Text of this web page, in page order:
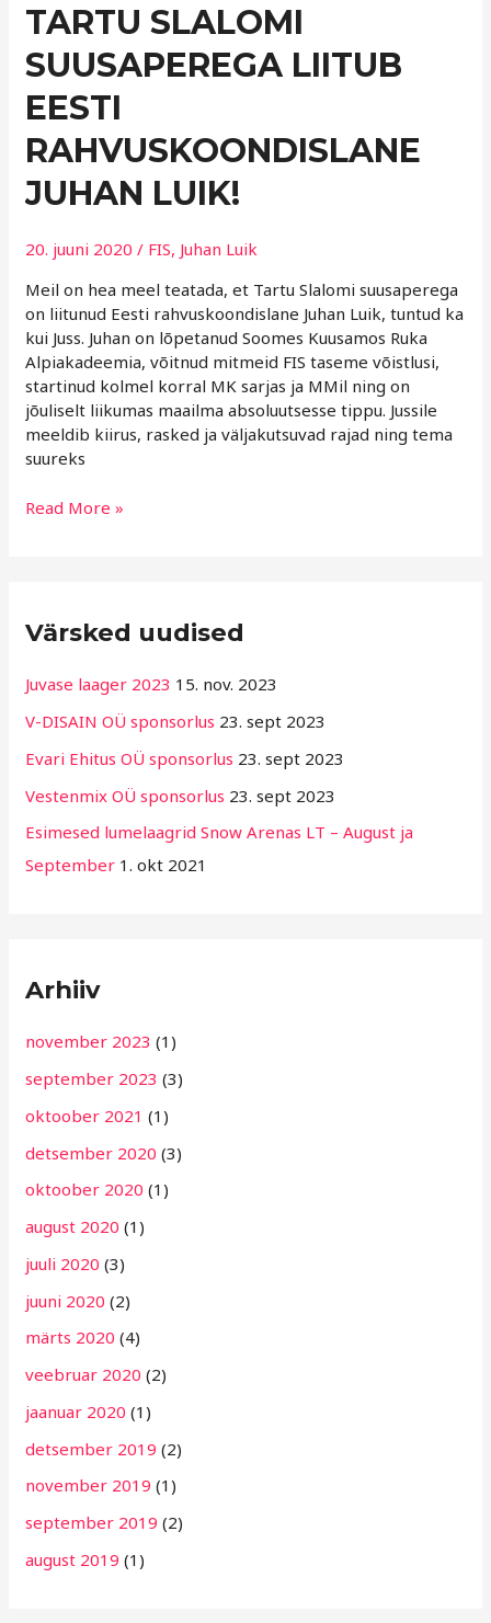
TARTU SLALOMI
SUUSAPEREGA LIITUB
EESTI
RAHVUSKOONDISLANE
JUHAN LUIK!
20. juuni 2020/ FIS, Juhan Luik
Meil on hea meel teatada, et Tartu Slalomi suusaperega
on liitunud Eesti rahvuskoondislane Juhan Luik, tuntud ka
kui Juss. Juhan on lõpetanud Soomes Kuusamos Ruka
Alpiakadeemia, võitnud mitmeid FIS taseme võistlusi,
startinud kolmel korral MK sarjas ja MMil ning on
jõuliselt liikumas maailma absoluutsesse tippu. Jussile
meeldib kiirus, rasked ja väljakutsuvad rajad ning tema
suureks
TARTU
SLALOMI
SUUSAPEREGA
EESTI
RAHVUSKOONDISLANE
JUHAN
LUIK!
Read More »
Värsked uudised
Juvase laager 2023 15. nov. 2023
V-DISAIN OÜ sponsorlus 23. sept 2023
Evari Ehitus OÜ sponsorlus 23. sept 2023
Vestenmix OÜ sponsorlus 23. sept 2023
Esimesed lumelaagrid Snow Arenas LT – August ja
September 1. okt 2021
Arhiiv
november 2023 (1)
september 2023 (3)
oktoober 2021 (1)
detsember 2020 (3)
oktoober 2020 (1)
august 2020 (1)
juuli 2020 (3)
juuni 2020 (2)
märts 2020 (4)
veebruar 2020 (2)
jaanuar 2020 (1)
detsember 2019 (2)
november 2019 (1)
september 2019 (2)
august 2019 (1)
u
r
i
i
g
i
d